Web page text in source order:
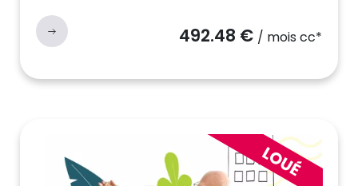
492.48 € / mois cc*